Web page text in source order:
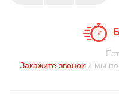
Закажите звоноки мы